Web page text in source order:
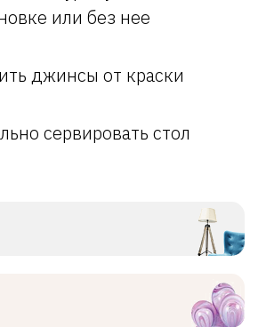
или без нее
джинсы от краски
сервировать стол